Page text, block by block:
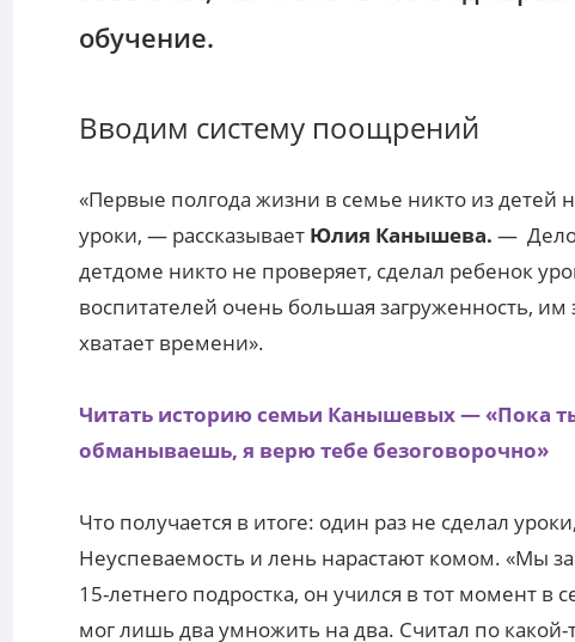
обучение.
Вводим систему поощрений
«Первые полгода жизни в семье никто из детей
уроки, — рассказывает Юлия Канышева. — Дело
детдоме никто не проверяет, сделал ребенок
воспитателей очень большая загруженность,
хватает времени».
Читать историю семьи Канышевых — «Пока
обманываешь, я верю тебе безоговорочно»
Что получается в итоге: один раз не сделал
Неуспеваемость и лень нарастают комом. «Мы
15-летнего подростка, он учился в тот момент в
мог лишь два умножить на два. Считал по какой-